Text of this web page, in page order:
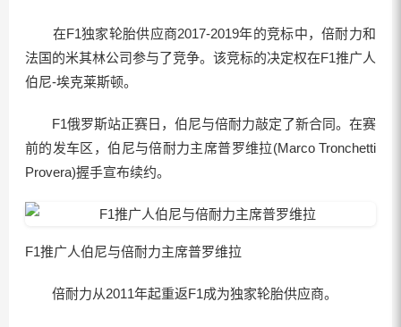
在F1独家轮胎供应商2017-2019年的竞标中，倍耐力和
法国的米其林公司参与了竞争。该竞标的决定权在F1推广人
伯尼-埃克莱斯顿。
F1俄罗斯站正赛日，伯尼与倍耐力敲定了新合同。在赛
前的发车区，伯尼与倍耐力主席普罗维拉(Marco Tronchetti
Provera)握手宣布续约。
F1推广人伯尼与倍耐力主席普罗维拉
倍耐力从2011年起重返F1成为独家轮胎供应商。